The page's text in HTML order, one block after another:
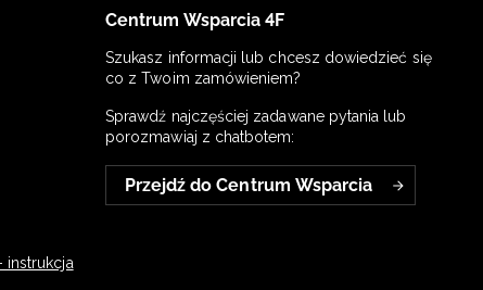
instrukcja
Centrum Wsparcia 4F
Szukasz informacji lub chcesz dowiedzieć się
co z Twoim zamówieniem?
Sprawdź najczęściej zadawane pytania lub
porozmawiaj z chatbotem:
Przejdź do Centrum Wsparcia